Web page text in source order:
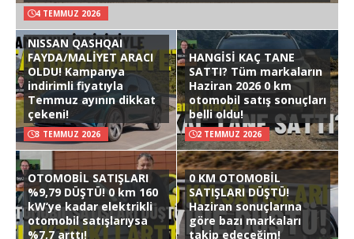
4 TEMMUZ 2026
NISSAN QASHQAI
FAYDA/MALİYET ARACI
OLDU! Kampanya
indirimli fiyatıyla
Temmuz ayının dikkat
çekeni!
3 TEMMUZ 2026
HANGİSİ KAÇ TANE
SATTI? Tüm markaların
Haziran 2026 0 km
otomobil satış sonuçları
belli oldu!
2 TEMMUZ 2026
OTOMOBİL SATIŞLARI
%9,79 DÜŞTÜ! 0 km 160
kW’ye kadar elektrikli
otomobil satışlarıysa
%7,7 arttı!
0 KM OTOMOBİL
SATIŞLARI DÜŞTÜ!
Haziran sonuçlarına
göre bazı markaları
takip edeceğim!